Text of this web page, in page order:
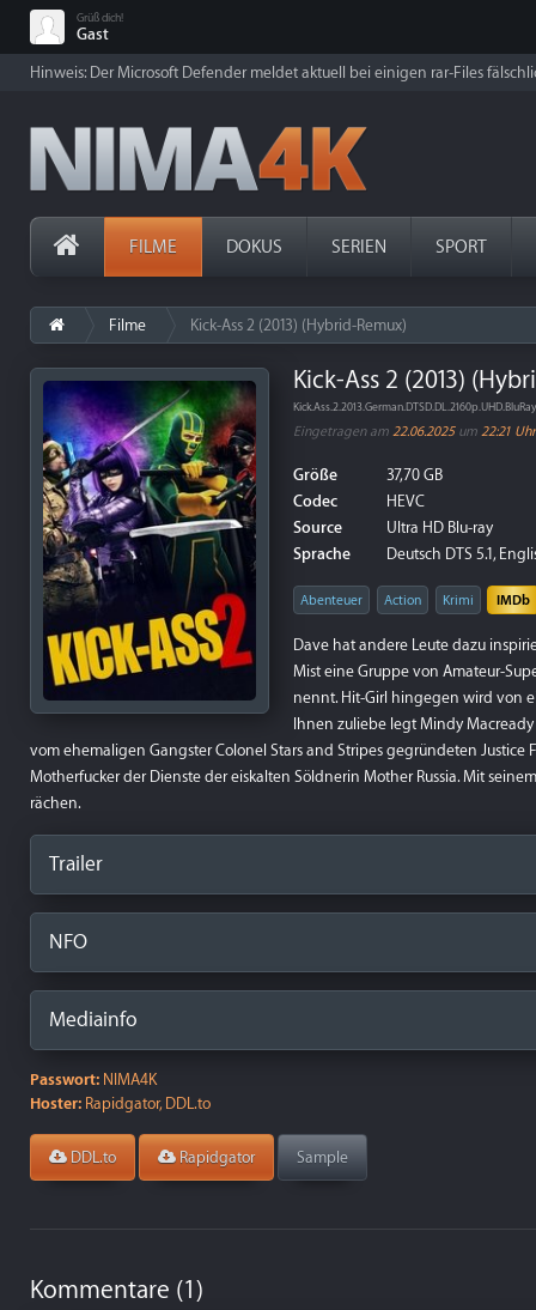
Grüß dich!
Gast
Hinweis: Der Microsoft Defender meldet aktuell bei einigen rar-Files
FILME DOKUS SERIEN SPORT
Filme Kick-Ass 2 (2013) (Hybrid-Remux)
Kick-Ass 2 (2013)
Eingetragen am 22.06.2025um 22:21 Uhr
Größe
37,70 GB
Codec
HEVC
Source
Ultra HD Blu-ray
Sprache
Deutsch DTS 5.1,
Abenteuer Action Krimi IMDb
Dave hat andere Leute dazu
Mist eine Gruppe von Amateur-
nennt. Hit-Girl hingegen wird von
Ihnen zuliebe legt Mindy
vom ehemaligen Gangster Colonel Stars and Stripes gegründeten
Motherfucker der Dienste der eiskalten Söldnerin Mother Russia. Mit
rächen.
Trailer
NFO
Mediainfo
Passwort: NIMA4K
Hoster: Rapidgator, DDL.to
DDL.to Rapidgator Sample
Kommentare (1)